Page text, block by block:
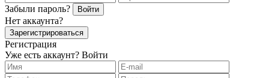
Забыли пароль? Войти
Нет аккаунта?
Зарегистрироваться
Регистрация
Уже есть аккаунт? Войти